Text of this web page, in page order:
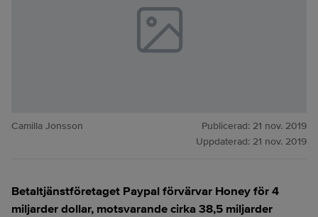
Camilla Jonsson Publicerad: 21 nov. 2019
Uppdaterad: 21 nov. 2019
Betaltjänstföretaget Paypal förvärvar Honey för 4
miljarder dollar, motsvarande cirka 38,5 miljarder